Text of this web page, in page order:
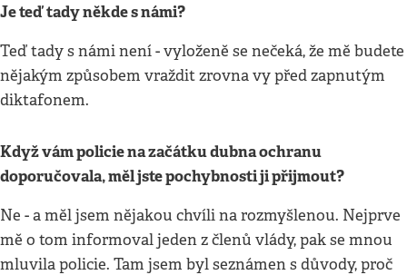
Je teď tady někde s námi?
Teď tady s námi není - vyloženě se nečeká, že mě budete
nějakým způsobem vraždit zrovna vy před zapnutým
diktafonem.
Když vám policie na začátku dubna ochranu
doporučovala, měl jste pochybnosti ji přijmout?
Ne - a měl jsem nějakou chvíli na rozmyšlenou. Nejprve
mě o tom informoval jeden z členů vlády, pak se mnou
mluvila policie. Tam jsem byl seznámen s důvody, proč